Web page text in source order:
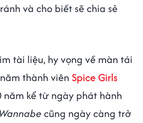
và cho biết sẽ chia sẻ
tài liệu, hy vọng về màn tái
thành viên Spice Girls
năm kể từ ngày phát hành
Wannabecũng ngày càng trở